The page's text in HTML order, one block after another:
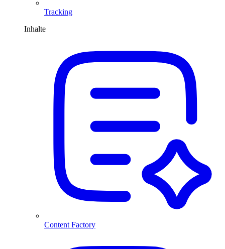
Tracking
Inhalte
Content Factory